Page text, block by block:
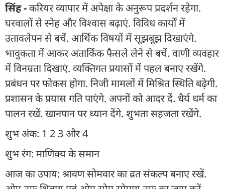
सिंह -करियर व्यापार में अपेक्षा के अनुरूप प्रदर्शन रहेगा.
घरवालों से स्नेह और विश्वास बढ़ाएं. विविध कार्यों में
उतावलेपन से बचें. आर्थिक विषयों में सूझबूझ दिखाएंगे.
भावुकता में आकर अतार्किक फैसले लेने से बचें. वाणी व्यवहार
में विनम्रता दिखाएं. व्यक्तिगत प्रयासों में पहल बनाए रखेंगे.
प्रबंधन पर फोकस होगा. निजी मामलों में मिश्रित स्थिति बढ़ेगी.
प्रशासन के प्रयास गति पाएंगे. अपनों को आदर दें. धैर्य धर्म का
पालन रखें. खानपान पर ध्यान देंगे. शुभता सहजता रखेंगे.
शुभ अंक: 1 2 3 और 4
शुभ रंग: माणिक्य के समान
आज का उपाय: श्रावण सोमवार का व्रत संकल्प बनाए रखें.